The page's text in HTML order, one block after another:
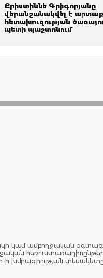
Քրիստիննե Գրիգորյանը
վերանշանակվել է
հետախուզության
պետի պաշտոնում
կամ ամբողջական
ի խմբագրության